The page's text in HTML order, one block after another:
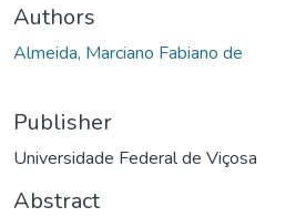
Authors
Almeida, Marciano Fabiano de
Publisher
Universidade Federal de Viçosa
Abstract